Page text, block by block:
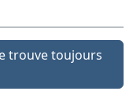
trouve toujours